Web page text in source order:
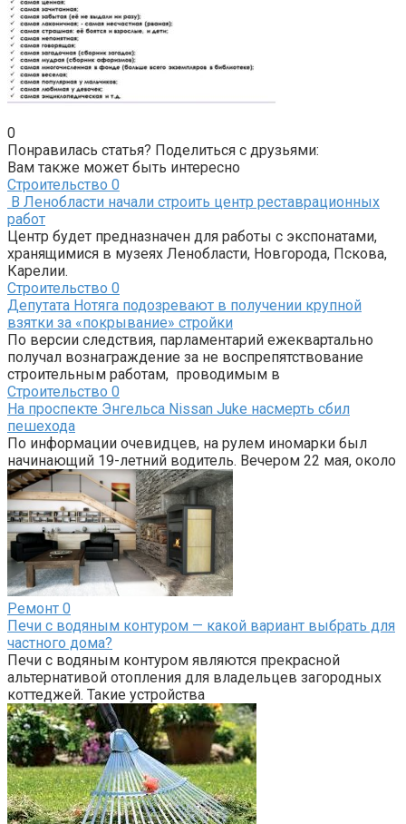
0
Понравилась статья? Поделиться с друзьями:
Вам также может быть интересно
Строительство 0
В Ленобласти начали строить центр реставрационных
работ
Центр будет предназначен для работы с экспонатами,
хранящимися в музеях Ленобласти, Новгорода, Пскова,
Карелии.
Строительство 0
Депутата Нотяга подозревают в получении крупной
взятки за «покрывание» стройки
По версии следствия, парламентарий ежеквартально
получал вознаграждение за не воспрепятствование
строительным работам, проводимым в
Строительство 0
На проспекте Энгельса Nissan Juke насмерть сбил
пешехода
По информации очевидцев, на рулем иномарки был
начинающий 19-летний водитель. Вечером 22 мая, около
Ремонт 0
Печи с водяным контуром — какой вариант выбрать для
частного дома?
Печи с водяным контуром являются прекрасной
альтернативой отопления для владельцев загородных
коттеджей. Такие устройства